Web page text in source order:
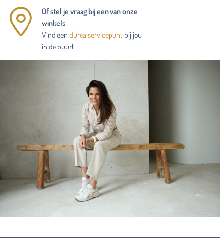
Of stel je vraag bij een van onze
winkels
Vind een durea servicepunt bij jou
in de buurt.